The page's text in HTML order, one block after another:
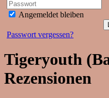
Angemeldet bleiben
Passwort vergessen?
Tigeryouth
Rezensionen